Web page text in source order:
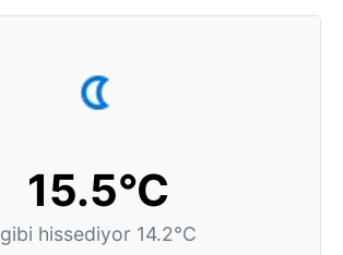
15.5°C
gibi hissediyor 14.2°C